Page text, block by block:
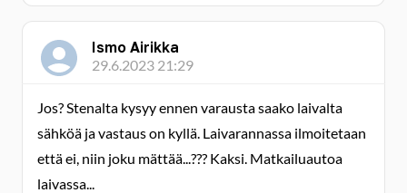
Ismo Airikka
29.6.2023 21:29
Jos? Stenalta kysyy ennen varausta saako laivalta
sähköä ja vastaus on kyllä. Laivarannassa ilmoitetaan
että ei, niin joku mättää...??? Kaksi. Matkailuautoa
laivassa...